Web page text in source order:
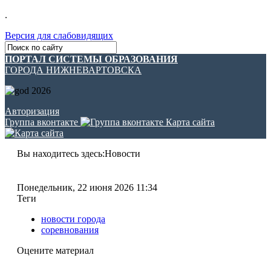
.
Версия для слабовидящих
ПОРТАЛ СИСТЕМЫ ОБРАЗОВАНИЯ
ГОРОДА НИЖНЕВАРТОВСКА
Авторизация
Группа вконтакте
Карта сайта
Вы находитесь здесь:Новости
Понедельник, 22 июня 2026 11:34
Теги
новости города
соревнования
Оцените материал